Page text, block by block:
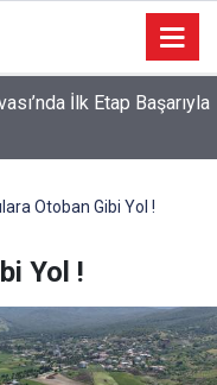
Otoban Gibi Yol !
Yol !